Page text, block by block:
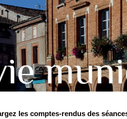
les comptes-rendus des